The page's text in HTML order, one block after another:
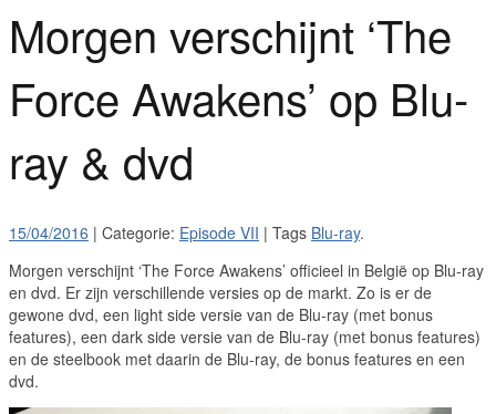
Morgen verschijnt ‘The
Force Awakens’ op Blu-
ray & dvd
15/04/2016 | Categorie: Episode VII | Tags Blu-ray.
Morgen verschijnt ‘The Force Awakens’ officieel in België op Blu-ray
en dvd. Er zijn verschillende versies op de markt. Zo is er de
gewone dvd, een light side versie van de Blu-ray (met bonus
features), een dark side versie van de Blu-ray (met bonus features)
en de steelbook met daarin de Blu-ray, de bonus features en een
dvd.